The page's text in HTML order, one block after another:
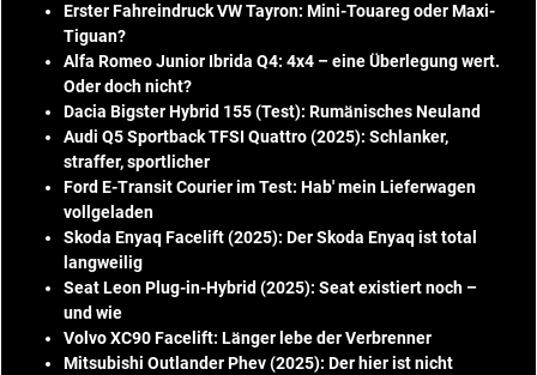
Erster Fahreindruck VW Tayron: Mini-Touareg oder Maxi-
Tiguan?
Alfa Romeo Junior Ibrida Q4: 4x4 – eine Überlegung wert.
Oder doch nicht?
Dacia Bigster Hybrid 155 (Test): Rumänisches Neuland
Audi Q5 Sportback TFSI Quattro (2025): Schlanker,
straffer, sportlicher
Ford E-Transit Courier im Test: Hab' mein Lieferwagen
vollgeladen
Skoda Enyaq Facelift (2025): Der Skoda Enyaq ist total
langweilig
Seat Leon Plug-in-Hybrid (2025): Seat existiert noch –
und wie
Volvo XC90 Facelift: Länger lebe der Verbrenner
Mitsubishi Outlander Phev (2025): Der hier ist nicht